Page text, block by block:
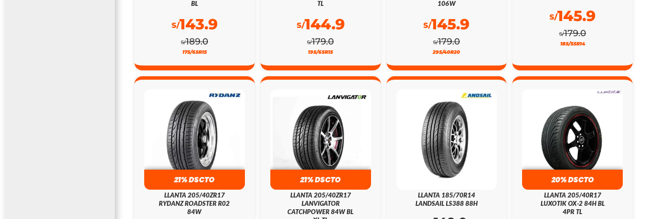
BL
S/189.0
S/143.9
175/65R15
TL
S/179.0
S/144.9
195/65R15
106W
S/179.0
S/145.9
295/40R20
S/179.0
S/145.9
185/55R14
21% DSCTO
LLANTA 205/40ZR17
RYDANZ ROADSTER R02
84W
21% DSCTO
LLANTA 205/40ZR17
LANVIGATOR
CATCHPOWER 84W BL
LLANTA 185/70R14
LANDSAIL LS388 88H
20% DSCTO
LLANTA 205/40R17
LUXOTIK OX-2 84H BL
4PR TL